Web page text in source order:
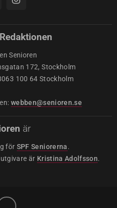
Redaktionen
Senioren
172, Stockholm
100 64 Stockholm
webben@senioren.se
är
för SPF Seniorerna.
är Kristina Adolfsson.